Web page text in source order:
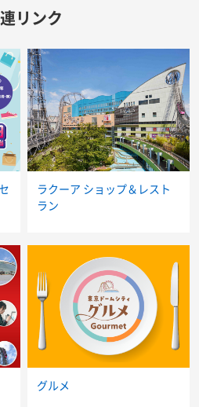
リンク
ラクーア ショップ＆レスト
ラン
グルメ